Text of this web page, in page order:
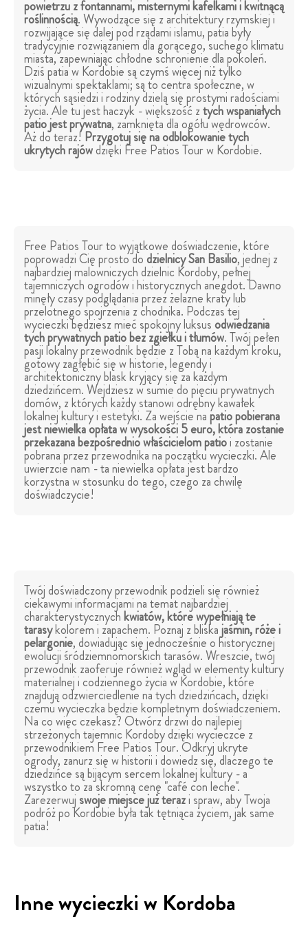
powietrzu z fontannami, misternymi kafelkami i kwitnącą
roślinnością. Wywodzące się z architektury rzymskiej i
rozwijające się dalej pod rządami islamu, patia były
tradycyjnie rozwiązaniem dla gorącego, suchego klimatu
miasta, zapewniając chłodne schronienie dla pokoleń.
Dziś patia w Kordobie są czymś więcej niż tylko
wizualnymi spektaklami; są to centra społeczne, w
których sąsiedzi i rodziny dzielą się prostymi radościami
życia. Ale tu jest haczyk - większość ztych wspaniałych
patio jest prywatna, zamknięta dla ogółu wędrowców.
Aż do teraz!Przygotuj się na odblokowanie tych
ukrytych rajówdzięki Free Patios Tour w Kordobie.
Free Patios Tour to wyjątkowe doświadczenie, które
poprowadzi Cię prosto dodzielnicy San Basilio, jednej z
najbardziej malowniczych dzielnic Kordoby, pełnej
tajemniczych ogrodów i historycznych anegdot. Dawno
minęły czasy podglądania przez żelazne kraty lub
przelotnego spojrzenia z chodnika. Podczas tej
wycieczki będziesz mieć spokojny luksusodwiedzania
tych prywatnych patio bez zgiełku i tłumów. Twój pełen
pasji lokalny przewodnik będzie z Tobą na każdym kroku,
gotowy zagłębić się w historie, legendy i
architektoniczny blask kryjący się za każdym
dziedzińcem. Wejdziesz w sumie do pięciu prywatnych
domów, z których każdy stanowi odrębny kawałek
lokalnej kultury i estetyki. Za wejście napatio pobierana
jest niewielka opłata w wysokości 5 euro, która zostanie
przekazana bezpośrednio właścicielom patioi zostanie
pobrana przez przewodnika na początku wycieczki. Ale
uwierzcie nam - ta niewielka opłata jest bardzo
korzystna w stosunku do tego, czego za chwilę
doświadczycie!
Twój doświadczony przewodnik podzieli się również
ciekawymi informacjami na temat najbardziej
charakterystycznychkwiatów, które wypełniają te
tarasykolorem i zapachem. Poznaj z bliskajaśmin, róże i
pelargonie, dowiadując się jednocześnie o historycznej
ewolucji śródziemnomorskich tarasów. Wreszcie, twój
przewodnik zaoferuje również wgląd w elementy kultury
materialnej i codziennego życia w Kordobie, które
znajdują odzwierciedlenie na tych dziedzińcach, dzięki
czemu wycieczka będzie kompletnym doświadczeniem.
Na co więc czekasz? Otwórz drzwi do najlepiej
strzeżonych tajemnic Kordoby dzięki wycieczce z
przewodnikiem Free Patios Tour. Odkryj ukryte
ogrody, zanurz się w historii i dowiedz się, dlaczego te
dziedzińce są bijącym sercem lokalnej kultury - a
wszystko to za skromną cenę "café con leche".
Zarezerwuj swoje miejsce już terazi spraw, aby Twoja
podróż po Kordobie była tak tętniąca życiem, jak same
patia!
Inne wycieczki w Kordoba